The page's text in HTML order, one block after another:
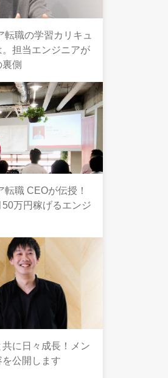
転職の学習カリキュ
担当エンジニアが
側
職 CEOが伝授！
万円稼げるエンジ
に日々成長！メン
公開します